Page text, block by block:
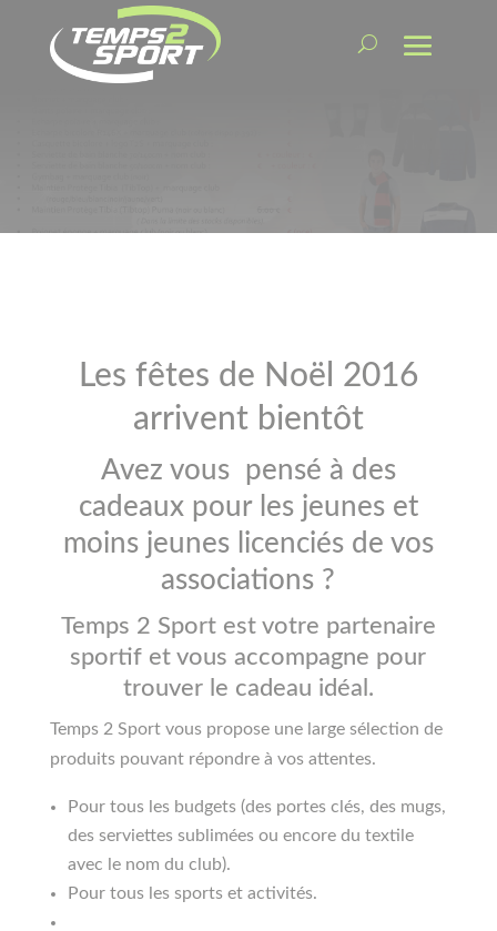
Les fêtes de Noël 2016
arrivent bientôt
Avez vous pensé à des
cadeaux pour les jeunes et
moins jeunes licenciés de vos
associations ?
Temps 2 Sport est votre partenaire
sportif et vous accompagne pour
trouver le cadeau idéal.
Temps 2 Sport vous propose une large sélection de
produits pouvant répondre à vos attentes.
Pour tous les budgets (des portes clés, des mugs,
des serviettes sublimées ou encore du textile
avec le nom du club).
Pour tous les sports et activités.